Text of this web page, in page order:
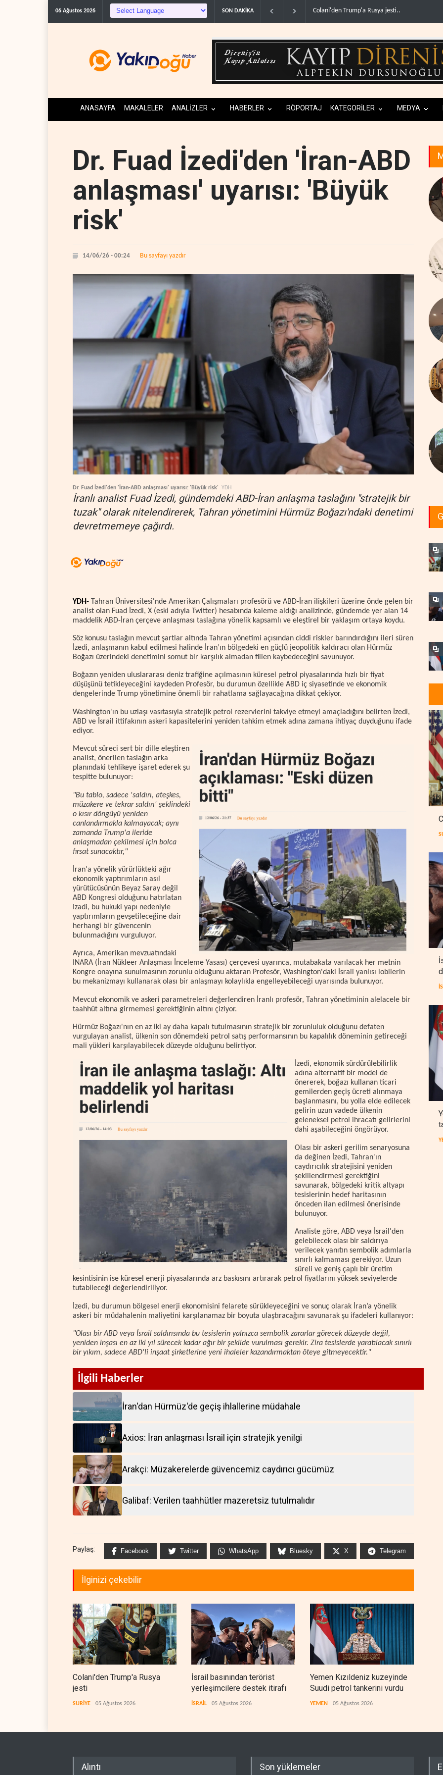
06 Ağustos 2026 SON DAKİKA İsrail basınından terörist yerleşimcilere destek
ANASAYFA MAKALELER ANALİZLER HABERLER RÖPORTAJ KATEGORİLER MEDYA
Dr. Fuad İzedi'den 'İran-ABD
anlaşması' uyarısı: 'Büyük
risk'
14/06/26 - 00:24 Bu sayfayı yazdır
Dr. Fuad İzedi'den 'İran-ABD anlaşması' uyarısı: 'Büyük risk' YDH
İranlı analist Fuad İzedi, gündemdeki ABD-İran anlaşma taslağını "stratejik bir
tuzak" olarak nitelendirerek, Tahran yönetimini Hürmüz Boğazı'ndaki denetimi
devretmemeye çağırdı.
YDH-
Tahran Üniversitesi'nde Amerikan Çalışmaları profesörü ve ABD-İran ilişkileri üzerine önde gelen bir
analist olan Fuad İzedi, X (eski adıyla Twitter) hesabında kaleme aldığı analizinde, gündemde yer alan 14
maddelik ABD-İran çerçeve anlaşması taslağına yönelik kapsamlı ve eleştirel bir yaklaşım ortaya koydu.
Söz konusu taslağın mevcut şartlar altında Tahran yönetimi açısından ciddi riskler barındırdığını ileri süren
İzedi, anlaşmanın kabul edilmesi halinde İran’ın bölgedeki en güçlü jeopolitik kaldıracı olan Hürmüz
Boğazı üzerindeki denetimini somut bir karşılık almadan fiilen kaybedeceğini savunuyor.
Boğazın yeniden uluslararası deniz trafiğine açılmasının küresel petrol piyasalarında hızlı bir fiyat
düşüşünü tetikleyeceğini kaydeden Profesör, bu durumun özellikle ABD iç siyasetinde ve ekonomik
dengelerinde Trump yönetimine önemli bir rahatlama sağlayacağına dikkat çekiyor.
Washington'ın bu uzlaşı vasıtasıyla stratejik petrol rezervlerini takviye etmeyi amaçladığını belirten İzedi,
ABD ve İsrail ittifakının askeri kapasitelerini yeniden tahkim etmek adına zamana ihtiyaç duyduğunu ifade
ediyor.
Mevcut süreci sert bir dille eleştiren
analist, önerilen taslağın arka
planındaki tehlikeye işaret ederek şu
tespitte bulunuyor:
"Bu tablo, sadece 'saldırı, ateşkes,
müzakere ve tekrar saldırı' şeklindeki
o kısır döngüyü yeniden
canlandırmakla kalmayacak; aynı
zamanda Trump'a ileride
anlaşmadan çekilmesi için bolca
fırsat sunacaktır,"
İran'a yönelik yürürlükteki ağır
ekonomik yaptırımların asıl
yürütücüsünün Beyaz Saray değil
ABD Kongresi olduğunu hatırlatan
Izadi, bu hukuki yapı nedeniyle
yaptırımların gevşetileceğine dair
herhangi bir güvencenin
bulunmadığını vurguluyor.
Ayrıca, Amerikan mevzuatındaki
INARA (İran Nükleer Anlaşması İnceleme Yasası) çerçevesi uyarınca, mutabakata varılacak her metnin
Kongre onayına sunulmasının zorunlu olduğunu aktaran Profesör, Washington'daki İsrail yanlısı lobilerin
bu mekanizmayı kullanarak olası bir anlaşmayı kolaylıkla engelleyebileceği uyarısında bulunuyor.
Mevcut ekonomik ve askeri parametreleri değerlendiren İranlı profesör, Tahran yönetiminin alelacele bir
taahhüt altına girmemesi gerektiğinin altını çiziyor.
Hürmüz Boğazı'nın en az iki ay daha kapalı tutulmasının stratejik bir zorunluluk olduğunu defaten
vurgulayan analist, ülkenin son dönemdeki petrol satış performansının bu kapalılık döneminin getireceği
mali yükleri karşılayabilecek düzeyde olduğunu belirtiyor.
İzedi, ekonomik sürdürülebilirlik
adına alternatif bir model de
önererek, boğazı kullanan ticari
gemilerden geçiş ücreti alınmaya
başlanmasını, bu yolla elde edilecek
gelirin uzun vadede ülkenin
geleneksel petrol ihracatı gelirlerini
dahi aşabileceğini öngörüyor.
Olası bir askeri gerilim senaryosuna
da değinen İzedi, Tahran'ın
caydırıcılık stratejisini yeniden
şekillendirmesi gerektiğini
savunarak, bölgedeki kritik altyapı
tesislerinin hedef haritasının
önceden ilan edilmesi önerisinde
bulunuyor.
Analiste göre, ABD veya İsrail'den
gelebilecek olası bir saldırıya
verilecek yanıtın sembolik adımlarla
sınırlı kalmaması gerekiyor. Uzun
süreli ve geniş çaplı bir üretim
kesintisinin ise küresel enerji piyasalarında arz baskısını artırarak petrol fiyatlarını yüksek seviyelerde
tutabileceği değerlendiriliyor.
İzedi, bu durumun bölgesel enerji ekonomisini felarete sürükleyeceğini ve sonuç olarak İran’a yönelik
askeri bir müdahalenin maliyetini karşılanamaz bir boyuta ulaştıracağını savunarak şu ifadeleri kullanıyor:
"Olası bir ABD veya İsrail saldırısında bu tesislerin yalnızca sembolik zararlar görecek düzeyde değil,
yeniden inşası en az iki yıl sürecek kadar ağır bir şekilde vurulması gerekir. Zira tesislerde yaratılacak sınırlı
bir yıkım, sadece ABD'li inşaat şirketlerine yeni ihaleler kazandırmaktan öteye gitmeyecektir."
İlgili Haberler
İran'dan Hürmüz'de geçiş ihlallerine müdahale
Axios: İran anlaşması İsrail için stratejik yenilgi
Arakçi: Müzakerelerde güvencemiz caydırıcı gücümüz
Galibaf: Verilen taahhütler mazeretsiz tutulmalıdır
Paylaş: Facebook Twitter WhatsApp Bluesky X Telegram
İlginizi çekebilir
Colani'den Trump'a Rusya
jesti
SURİYE 05 Ağustos 2026
İsrail basınından terörist
yerleşimcilere destek itirafı
İSRAİL 05 Ağustos 2026
Yemen Kızıldeniz kuzeyinde
Suudi petrol tankerini vurdu
YEMEN 05 Ağustos 2026
Alıntı Son yüklemeler